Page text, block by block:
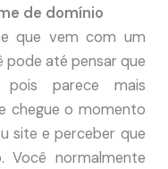
de domínio
que vem com um
até pensar que
parece mais
chegue o momento
site e perceber que
Você normalmente